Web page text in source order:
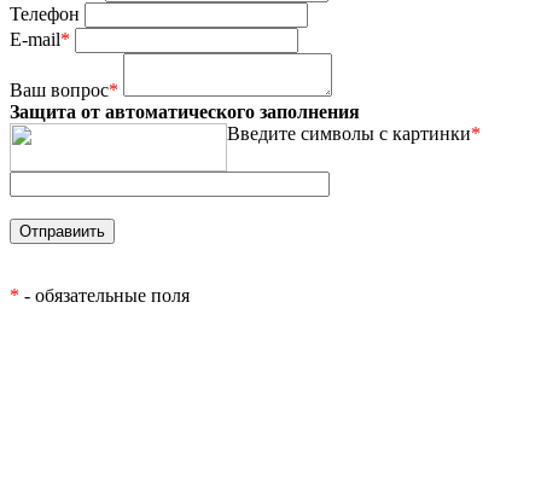
Телефон
E-mail*
Ваш вопрос*
Защита от автоматического заполнения
Введите символы с картинки*
* - обязательные поля